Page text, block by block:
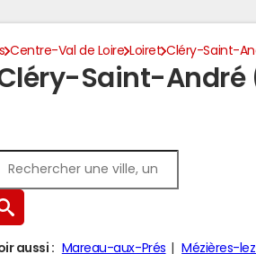
Centre-Val de Loire Loiret Cléry-Saint-
Saint-André
aussi : Mareau-aux-Prés Mézières-